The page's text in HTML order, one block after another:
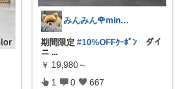
みんみん🌹minminღ
期間限定 #10%OFFｸｰﾎﾟﾝ ダイ
ニ ...
￥ 19,980～
1 0 667